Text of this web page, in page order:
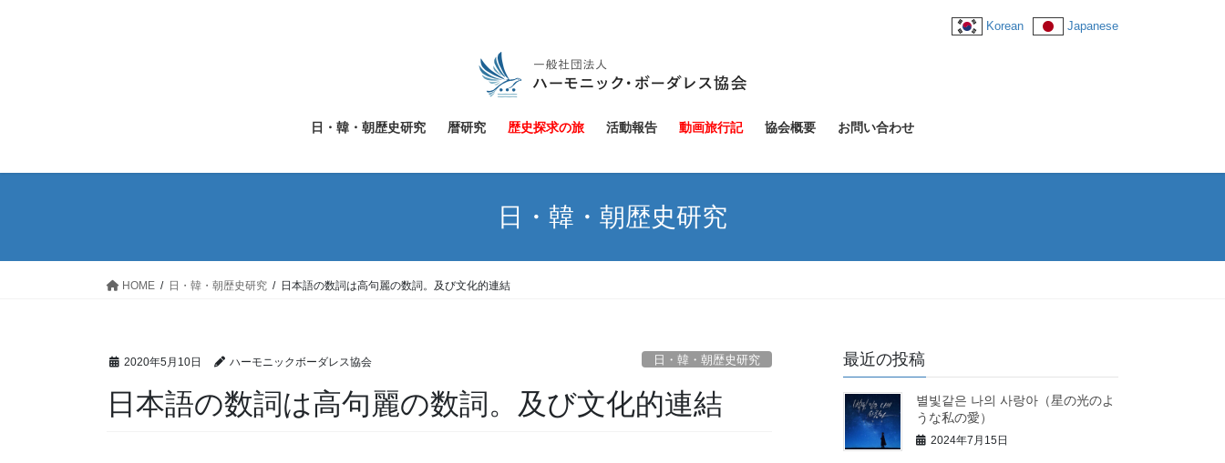
Japanese
Korean
日・韓・朝歴史研究 暦研究 歴史探求の旅 活動報告 動画旅行記 協会概要 お問い合わせ
日・韓・朝歴史研究
HOME 日・韓・朝歴史研究 日本語の数詞は高句麗の数詞。及び文化的連結
2020年5月10日 ハーモニックボーダレス協会 日・韓・朝歴史研究
日本語の数詞は高句麗の数詞。及び文化的連結
最近の投稿
별빛같은 나의 사랑아（星の光のよ
うな私の愛）
2024年7月15日